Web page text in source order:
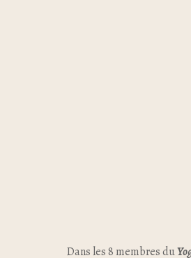
Dans les 8 membres du